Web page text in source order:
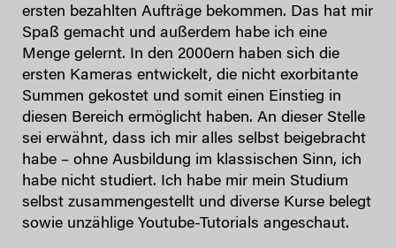
ersten bezahlten Aufträge bekommen. Das hat mir
Spaß gemacht und außerdem habe ich eine
Menge gelernt. In den 2000ern haben sich die
ersten Kameras entwickelt, die nicht exorbitante
Summen gekostet und somit einen Einstieg in
diesen Bereich ermöglicht haben. An dieser Stelle
sei erwähnt, dass ich mir alles selbst beigebracht
habe – ohne Ausbildung im klassischen Sinn, ich
habe nicht studiert. Ich habe mir mein Studium
selbst zusammengestellt und diverse Kurse belegt
sowie unzählige Youtube-Tutorials angeschaut.